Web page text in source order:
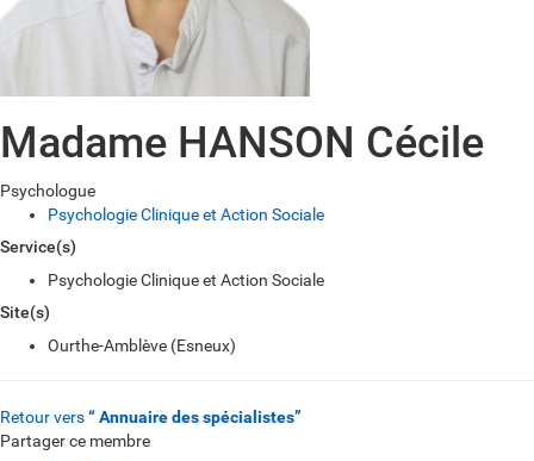
Madame HANSON Cécile
Psychologue
Psychologie Clinique et Action Sociale
Service(s)
Psychologie Clinique et Action Sociale
Site(s)
Ourthe-Amblève (Esneux)
Retour vers“ Annuaire des spécialistes”
Partager ce membre